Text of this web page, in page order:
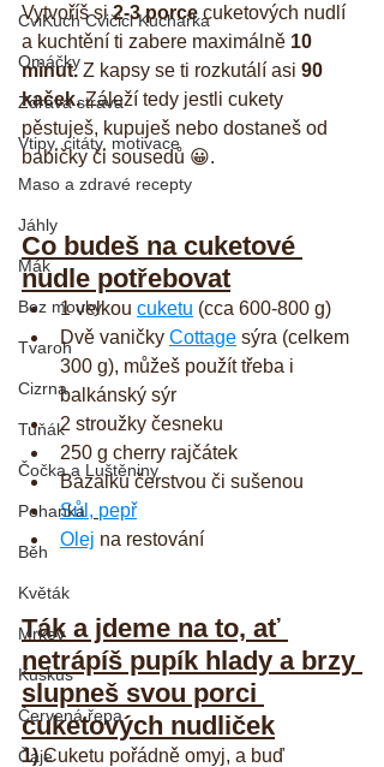
CviKuch Cvičici Kuchařka
Omáčky
Zdravá strava
Vtipy, citáty, motivace
Maso a zdravé recepty
Jáhly
Mák
Bez mouky
Tvaroh
Cizrna
Tuňák
Čočka a Luštěniny
Pohanka
Běh
Květák
Mrkev
Kuskus
Červená řepa
Čaje
Vytvoříš si 2-3 porce cuketových nudlí
a kuchtění ti zabere maximálně 10
minut. Z kapsy se ti rozkutálí asi 90
kaček. Záleží tedy jestli cukety
pěstuješ, kupuješ nebo dostaneš od
babičky či sousedů 😀.
Co budeš na cuketové
nudle potřebovat
1 velkou cuketu (cca 600-800 g)
Dvě vaničky Cottage sýra (celkem
300 g), můžeš použít třeba i
balkánský sýr
2 stroužky česneku
250 g cherry rajčátek
Bazalku čerstvou či sušenou
Sůl, pepř
Olej na restování
Ták a jdeme na to, ať
netrápíš pupík hlady a brzy
slupneš svou porci
cuketových nudliček
1) Cuketu pořádně omyj, a buď